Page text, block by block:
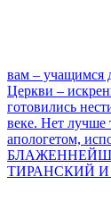
вам – учащимся
Церкви –
готовились
веке. Нет лучше
апологетом,
ТИРАНСКИЙ